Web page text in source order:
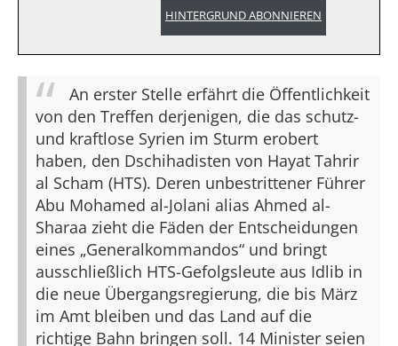
HINTERGRUND ABONNIEREN
An erster Stelle erfährt die Öffentlichkeit
von den Treffen derjenigen, die das schutz-
und kraftlose Syrien im Sturm erobert
haben, den Dschihadisten von Hayat Tahrir
al Scham (HTS). Deren unbestrittener Führer
Abu Mohamed al-Jolani alias Ahmed al-
Sharaa zieht die Fäden der Entscheidungen
eines „Generalkommandos“ und bringt
ausschließlich HTS-Gefolgsleute aus Idlib in
die neue Übergangsregierung, die bis März
im Amt bleiben und das Land auf die
richtige Bahn bringen soll. 14 Minister seien